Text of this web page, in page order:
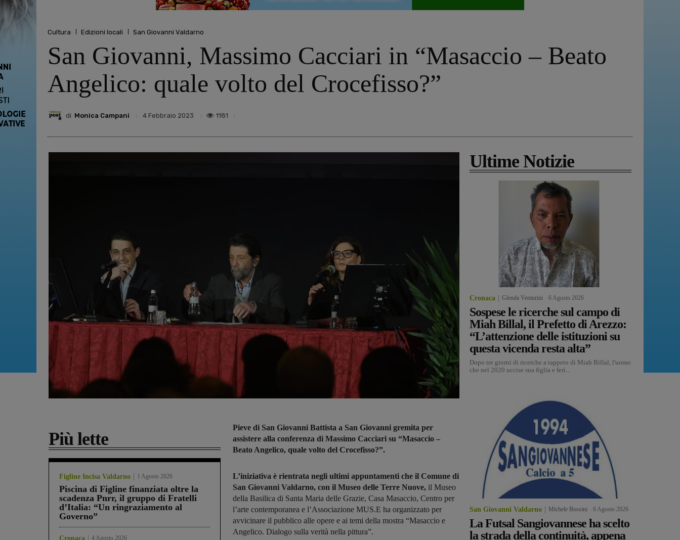
Cultura Edizioni locali San Giovanni Valdarno
San Giovanni, Massimo Cacciari in “Masaccio – Beato
Angelico: quale volto del Crocefisso?”
di Monica Campani 4 Febbraio 2023 1181
Più lette
Figline Incisa Valdarno 1 Agosto 2026
Piscina di Figline finanziata oltre la
scadenza Pnrr, il gruppo di Fratelli
d’Italia: “Un ringraziamento al
Governo”
Cronaca 4 Agosto 2026
Pieve di San Giovanni Battista a San Giovanni gremita per
assistere alla conferenza di Massimo Cacciari su “Masaccio –
Beato Angelico, quale volto del Crocefisso?”.
L’iniziativa è rientrata negli ultimi appuntamenti che il Comune di
San Giovanni Valdarno, con il Museo delle Terre Nuove, il Museo
della Basilica di Santa Maria delle Grazie, Casa Masaccio, Centro per
l’arte contemporanea e l’Associazione MUS.E ha organizzato per
avvicinare il pubblico alle opere e ai temi della mostra “Masaccio e
Angelico. Dialogo sulla verità nella pittura”.
Ultime Notizie
Cronaca Glenda Venturini 6 Agosto 2026
Sospese le ricerche sul campo di
Miah Billal, il Prefetto di Arezzo:
“L’attenzione delle istituzioni su
questa vicenda resta alta”
Dopo tre giorni di ricerche a tappeto di Miah Billal, l'uomo
che nel 2020 uccise sua figlia e ferì...
San Giovanni Valdarno Michele Bossini 6 Agosto 2026
La Futsal Sangiovannese ha scelto
la strada della continuità, appena